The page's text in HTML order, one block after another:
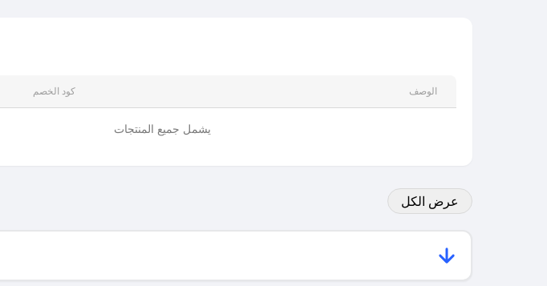
كود الخصم الوصف
يشمل جميع المنتجات
عرض الكل